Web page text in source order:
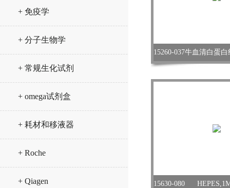
+ 免疫学
+ 分子生物学
+ 常规生化试剂
+ omega试剂盒
+ 耗材和移液器
+ Roche
+ Qiagen